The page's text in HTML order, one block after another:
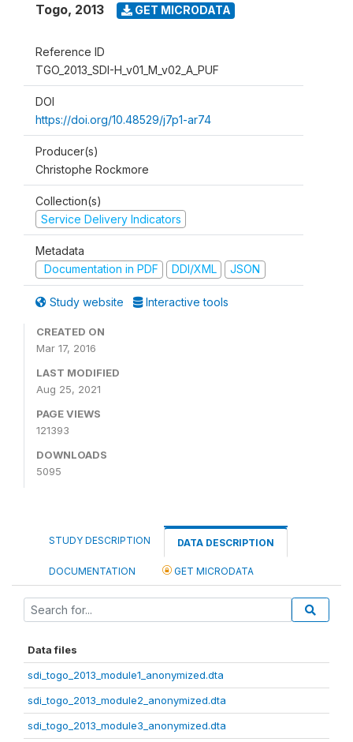
Togo, 2013 GET MICRODATA
Reference ID
TGO_2013_SDI-H_v01_M_v02_A_PUF
DOI
https://doi.org/10.48529/j7p1-ar74
Producer(s)
Christophe Rockmore
Collection(s)
Service Delivery Indicators
Metadata
Documentation in PDF
DDI/XML JSON
Study website Interactive tools
CREATED ON
Mar 17, 2016
LAST MODIFIED
Aug 25, 2021
PAGE VIEWS
121393
DOWNLOADS
5095
STUDY DESCRIPTION DATA DESCRIPTION
DOCUMENTATION GET MICRODATA
Data files
sdi_togo_2013_module1_anonymized.dta
sdi_togo_2013_module2_anonymized.dta
sdi_togo_2013_module3_anonymized.dta